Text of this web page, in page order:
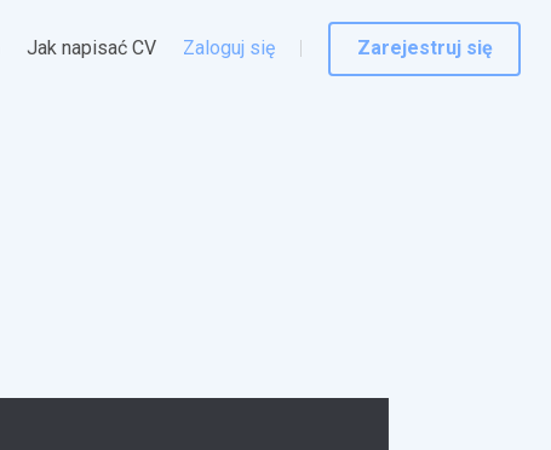
Jak napisać CV Zaloguj się Zarejestruj się